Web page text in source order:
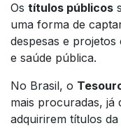
Os títulos públicos
uma forma de
despesas e
e saúde pública.
No Brasil, o
mais procuradas, já
adquirirem títulos